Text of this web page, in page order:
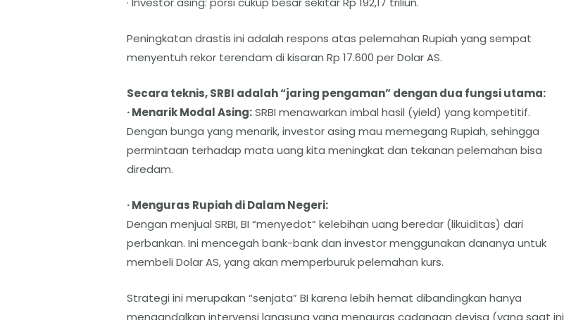
Peningkatan drastis ini adalah respons atas pelemahan Rupiah yang sempat
menyentuh rekor terendam di kisaran Rp 17.600 per Dolar AS.
Secara teknis, SRBI adalah “jaring pengaman” dengan dua fungsi utama:
· Menarik Modal Asing:SRBI menawarkan imbal hasil (yield) yang kompetitif.
Dengan bunga yang menarik, investor asing mau memegang Rupiah, sehingga
permintaan terhadap mata uang kita meningkat dan tekanan pelemahan bisa
diredam.
· Menguras Rupiah di Dalam Negeri:
Dengan menjual SRBI, BI “menyedot” kelebihan uang beredar (likuiditas) dari
perbankan. Ini mencegah bank-bank dan investor menggunakan dananya untuk
membeli Dolar AS, yang akan memperburuk pelemahan kurs.
Strategi ini merupakan “senjata” BI karena lebih hemat dibandingkan hanya
mengandalkan intervensi langsung yang menguras cadangan devisa (yang saat ini